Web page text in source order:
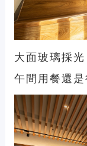
大面玻璃採
午間用餐還是